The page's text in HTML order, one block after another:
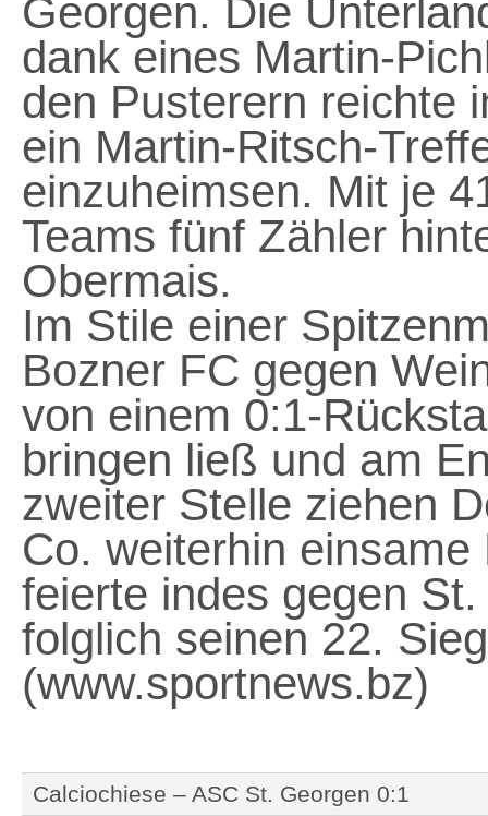
Georgen. Die
dank eines Martin-
den Pusterern reichte
ein Martin-Ritsch-
einzuheimsen. Mit je
Teams fünf Zähler
Obermais.
Im Stile einer
Bozner FC gegen
von einem 0:1-
bringen ließ und am
zweiter Stelle ziehen
Co. weiterhin
feierte indes gegen
folglich seinen 22.
(www.sportnews.bz)
Calciochiese – ASC St. Georgen 0:1